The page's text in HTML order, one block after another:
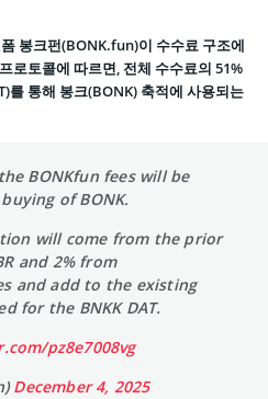
봉크펀(BONK.fun)이 수수료 구조에
로토콜에 따르면, 전체 수수료의 51%
를 통해 봉크(BONK) 축적에 사용되는
BONKfun fees will be
of BONK.
will come from the prior
and 2% from
and add to the existing
for the BNKK DAT.
pz8e7008vg
December 4, 2025